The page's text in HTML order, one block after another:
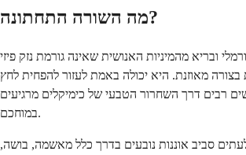
מה השורה התחתונה?
ובריא מהמיניות האנושית שאינה גורמת נזק פיזי
מאוזנת. היא יכולה באמת לעזור להפחית לחץ
רבים דרך השחרור הטבעי של כימיקלים מרגיעים
במוחכם.
סביב אוננות נובעים בדרך כלל מאשמה, בושה,